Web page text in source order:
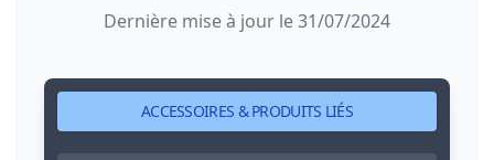
ACCESSOIRES & PRODUITS LIÉS
Dernière mise à jour le 31/07/2024